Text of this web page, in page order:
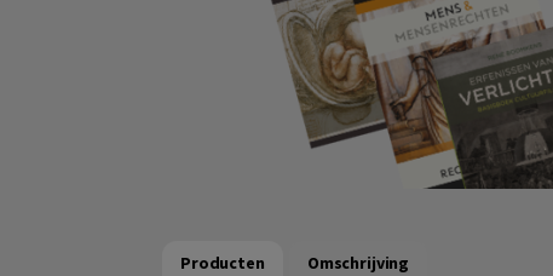
Producten Omschrijving